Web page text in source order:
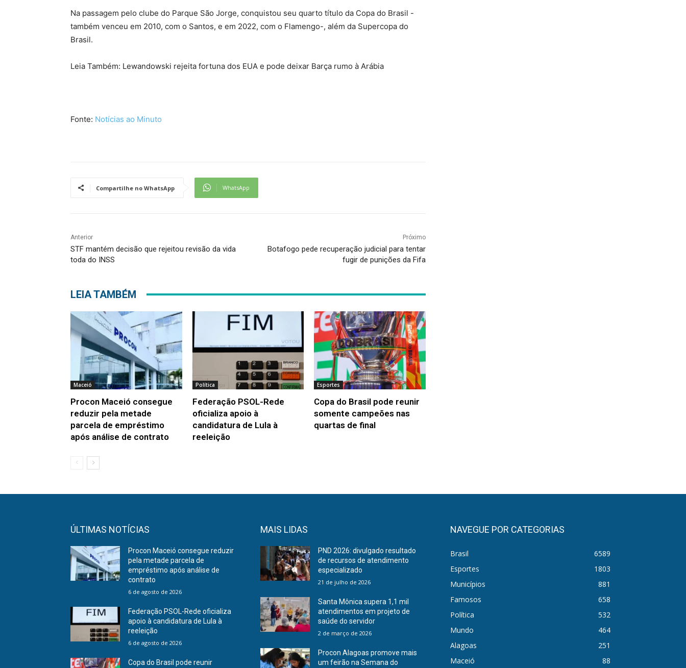
Na passagem pelo clube do Parque São Jorge, conquistou seu quarto título da Copa do Brasil -
também venceu em 2010, com o Santos, e em 2022, com o Flamengo-, além da Supercopa do
Brasil.
Leia Também: Lewandowski rejeita fortuna dos EUA e pode deixar Barça rumo à Arábia
Fonte: Notícias ao Minuto
Compartilhe no WhatsApp WhatsApp
Anterior
STF mantém decisão que rejeitou revisão da vida
toda do INSS
Próximo
Botafogo pede recuperação judicial para tentar
fugir de punições da Fifa
LEIA TAMBÉM
Maceió
Procon Maceió consegue
reduzir pela metade
parcela de empréstimo
após análise de contrato
Política
Federação PSOL-Rede
oficializa apoio à
candidatura de Lula à
reeleição
Esportes
Copa do Brasil pode reunir
somente campeões nas
quartas de final
ÚLTIMAS NOTÍCIAS
Procon Maceió consegue reduzir
pela metade parcela de
empréstimo após análise de
contrato
6 de agosto de 2026
Federação PSOL-Rede oficializa
apoio à candidatura de Lula à
reeleição
6 de agosto de 2026
Copa do Brasil pode reunir
MAIS LIDAS
PND 2026: divulgado resultado
de recursos de atendimento
especializado
21 de julho de 2026
Santa Mônica supera 1,1 mil
atendimentos em projeto de
saúde do servidor
2 de março de 2026
Procon Alagoas promove mais
um feirão na Semana do
NAVEGUE POR CATEGORIAS
Brasil
6589
Esportes
1803
Municípios
881
Famosos
658
Política
532
Mundo
464
Alagoas
251
Maceió
88